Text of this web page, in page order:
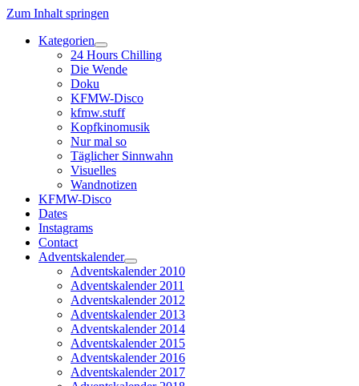
Zum Inhalt springen
Kategorien
Dropdown-
Menü
öffnen
24 Hours Chilling
Die Wende
Doku
KFMW-Disco
kfmw.stuff
Kopfkinomusik
Nur mal so
Täglicher Sinnwahn
Visuelles
Wandnotizen
KFMW-Disco
Dates
Instagrams
Contact
Adventskalender
Dropdown-
Menü
öffnen
Adventskalender 2010
Adventskalender 2011
Adventskalender 2012
Adventskalender 2013
Adventskalender 2014
Adventskalender 2015
Adventskalender 2016
Adventskalender 2017